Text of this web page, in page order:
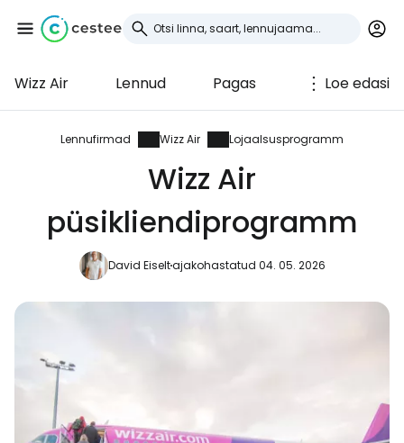
Wizz Air Lennud Pagas Loe edasi
Lennufirmad Wizz Air Lojaalsusprogramm
Wizz Air
püsikliendiprogramm
David Eiseltajakohastatud 04. 05. 2026
Logi sisse
Cestee'sse
... ülemaailmne reisikogukond
Jätka Google'iga